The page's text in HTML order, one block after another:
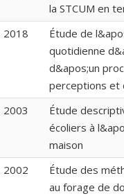
la STCUM en
2018
Étude de
quotidienne
d&apos;un
perceptions et
2003
Étude
écoliers à
maison
2002
Étude des
au forage de